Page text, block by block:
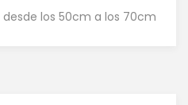
los 50cm a los 70cm